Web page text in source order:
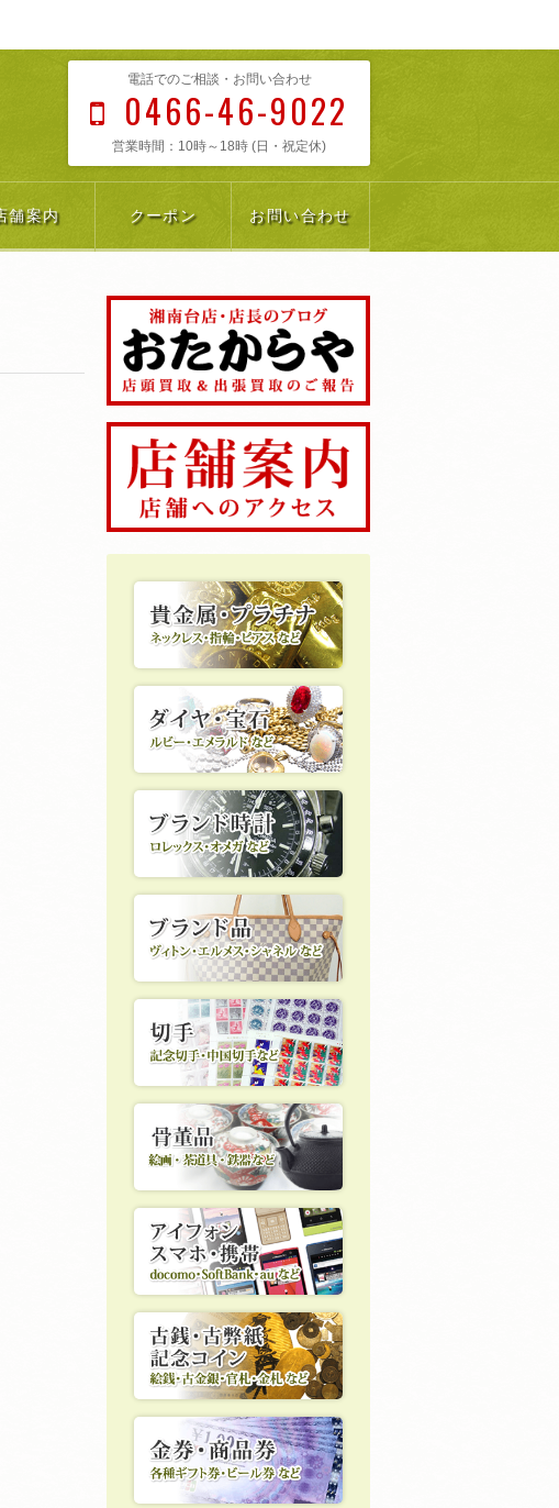
電話でのご相談・お問い合わせ
0466-46-9022
営業時間：10時～18時 (日・祝定休)
舗案内 クーポン お問い合わせ